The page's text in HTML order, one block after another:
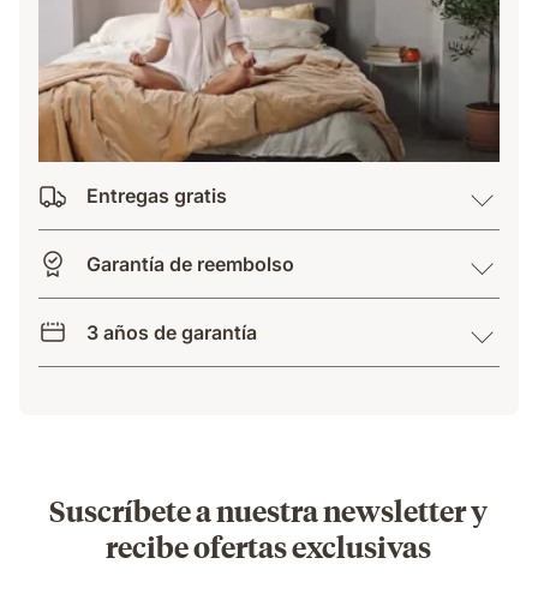
Entregas gratis
Garantía de reembolso
3 años de garantía
Suscríbete a nuestra newsletter y
recibe ofertas exclusivas